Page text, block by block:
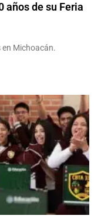
años de su Feria
Michoacán.